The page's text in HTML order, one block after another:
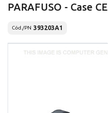
PARAFUSO - Case CE
Cód./PN 393203A1